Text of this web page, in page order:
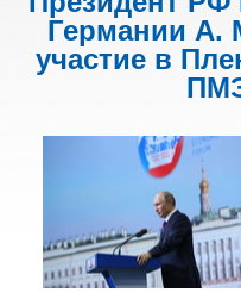
Германии А.
участие в